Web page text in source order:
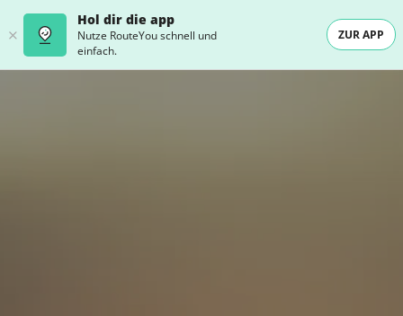
Hol dir die app
Nutze RouteYou schnell und
einfach.
ZUR APP